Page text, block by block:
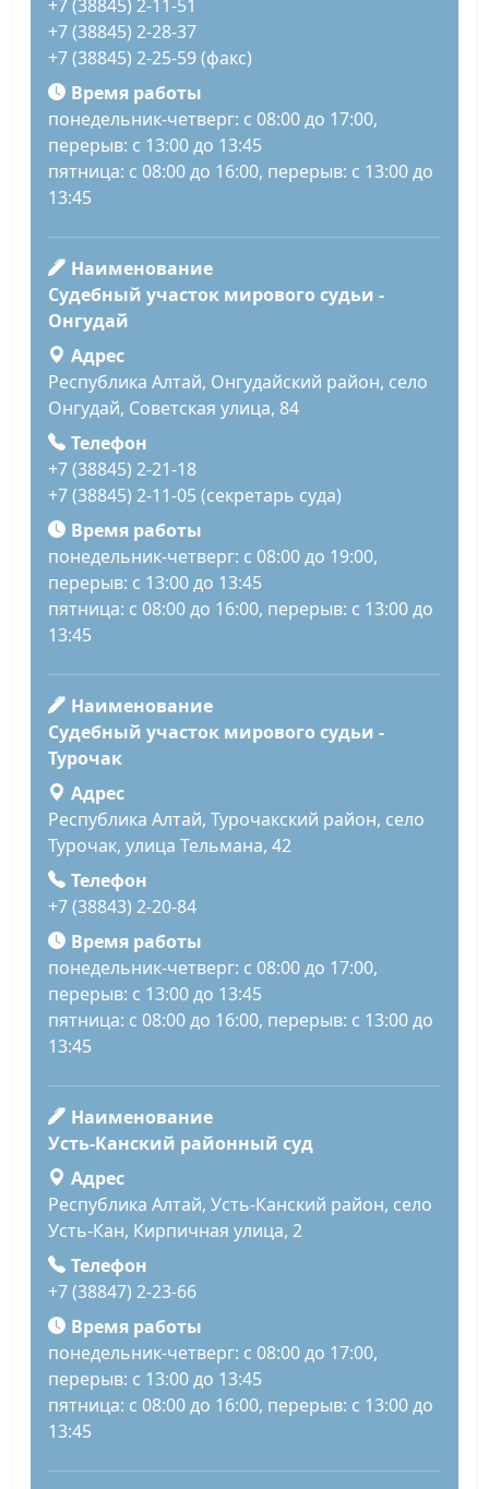
+7 (38845) 2-11-51
+7 (38845) 2-28-37
+7 (38845) 2-25-59 (факс)
Время работы
понедельник-четверг: с 08:00 до 17:00,
перерыв: с 13:00 до 13:45
пятница: с 08:00 до 16:00, перерыв: с 13:00 до
13:45
Наименование
Судебный участок мирового судьи -
Онгудай
Адрес
Республика Алтай, Онгудайский район, село
Онгудай, Советская улица, 84
Телефон
+7 (38845) 2-21-18
+7 (38845) 2-11-05 (секретарь суда)
Время работы
понедельник-четверг: с 08:00 до 19:00,
перерыв: с 13:00 до 13:45
пятница: с 08:00 до 16:00, перерыв: с 13:00 до
13:45
Наименование
Судебный участок мирового судьи -
Турочак
Адрес
Республика Алтай, Турочакский район, село
Турочак, улица Тельмана, 42
Телефон
+7 (38843) 2-20-84
Время работы
понедельник-четверг: с 08:00 до 17:00,
перерыв: с 13:00 до 13:45
пятница: с 08:00 до 16:00, перерыв: с 13:00 до
13:45
Наименование
Усть-Канский районный суд
Адрес
Республика Алтай, Усть-Канский район, село
Усть-Кан, Кирпичная улица, 2
Телефон
+7 (38847) 2-23-66
Время работы
понедельник-четверг: с 08:00 до 17:00,
перерыв: с 13:00 до 13:45
пятница: с 08:00 до 16:00, перерыв: с 13:00 до
13:45